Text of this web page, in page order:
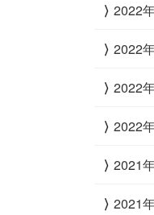
2022
2022
2022
2022
2021
2021